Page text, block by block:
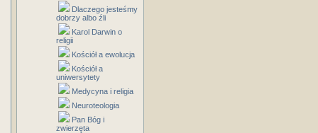
Dlaczego jesteśmy
dobrzy albo źli
Karol Darwin o
religii
Kościół a ewolucja
Kościół a
uniwersytety
Medycyna i religia
Neuroteologia
Pan Bóg i
zwierzęta